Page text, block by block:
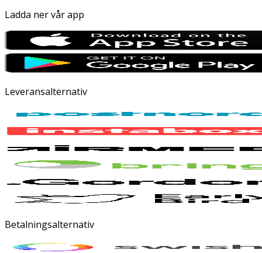
Ladda ner vår app
Leveransalternativ
Betalningsalternativ